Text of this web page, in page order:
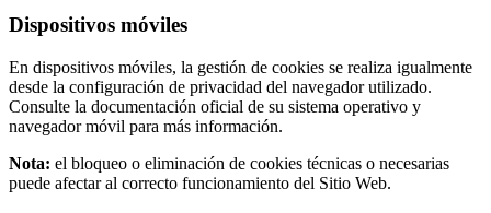
Dispositivos móviles
En dispositivos móviles, la gestión de cookies se realiza igualmente
desde la configuración de privacidad del navegador utilizado.
Consulte la documentación oficial de su sistema operativo y
navegador móvil para más información.
Nota: el bloqueo o eliminación de cookies técnicas o necesarias
puede afectar al correcto funcionamiento del Sitio Web.